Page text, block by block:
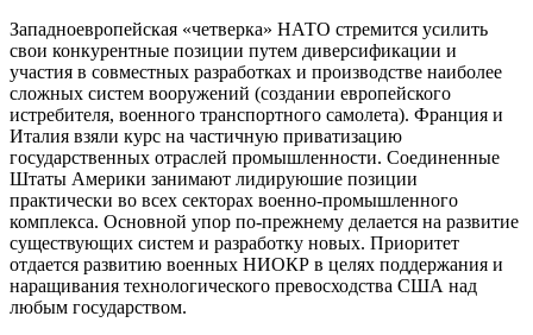
Западноевропейская «четверка» НАТО стремится усилить
свои конкурентные позиции путем диверсификации и
участия в совместных разработках и производстве наиболее
сложных систем вооружений (создании европейского
истребителя, военного транспортного самолета). Франция и
Италия взяли курс на частичную приватизацию
государственных отраслей промышленности. Соединенные
Штаты Америки занимают лидируюшие позиции
практически во всех секторах военно-промышленного
комплекса. Основной упор по-прежнему делается на развитие
существующих систем и разработку новых. Приоритет
отдается развитию военных НИОКР в целях поддержания и
наращивания технологического превосходства США над
любым государством.